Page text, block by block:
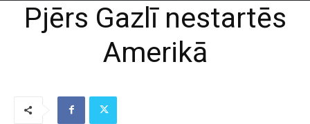
Pjērs Gazlī nestartēs
Amerikā